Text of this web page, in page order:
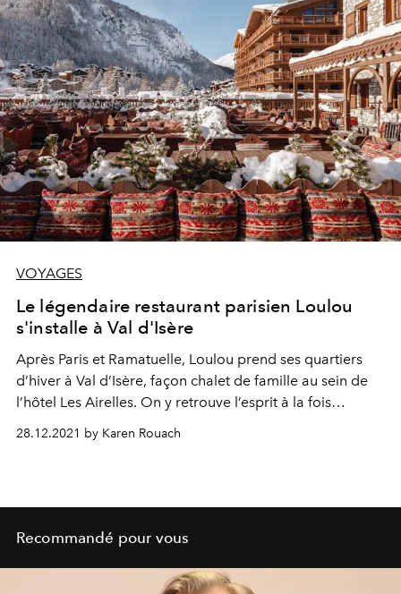
VOYAGES
Le légendaire restaurant parisien Loulou
s'installe à Val d'Isère
Après Paris et Ramatuelle, Loulou prend ses quartiers
d’hiver à Val d’Isère, façon chalet de famille au sein de
l’hôtel Les Airelles. On y retrouve l’esprit à la fois
authentique et raffiné de Loulou, ses origines italiennes
et sa cuisine de partage.
28.12.2021 by Karen Rouach
Recommandé pour vous